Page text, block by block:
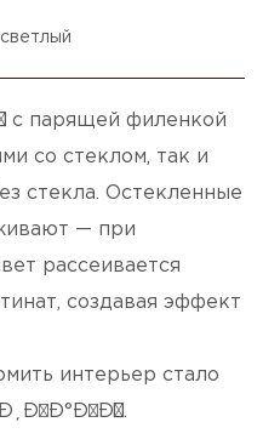
с парящей филенкой
со стеклом, так и
стекла. Остекленные
— при
рассеивается
создавая эффект
интерьер стало